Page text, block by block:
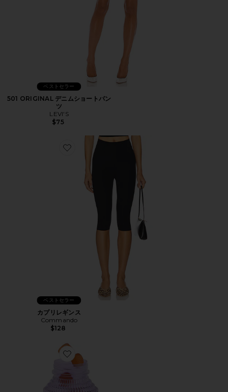
ベストセラー
501 ORIGINAL デニムショートパン
ツ
LEVI'S
$75
Favorite カプリレギンス
ベストセラー
カプリレギンス
Commando
$128
Favorite PURR ビタミングミ